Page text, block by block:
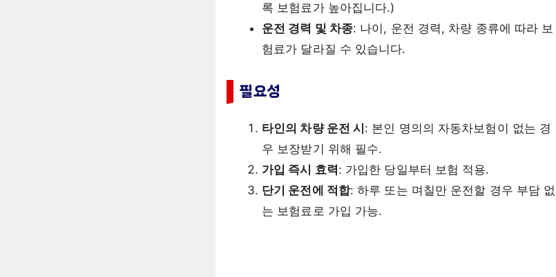
록 보험료가 높아집니다.)
운전 경력 및 차종: 나이, 운전 경력, 차량 종류에 따라 보
험료가 달라질 수 있습니다.
필요성
타인의 차량 운전 시 : 본인 명의의 자동차보험이 없는 경
우 보장받기 위해 필수.
가입 즉시 효력: 가입한 당일부터 보험 적용.
단기 운전에 적합: 하루 또는 며칠만 운전할 경우 부담 없
는 보험료로 가입 가능.